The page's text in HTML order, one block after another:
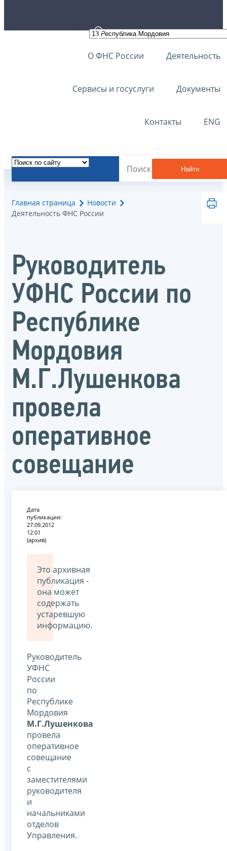
О ФНС России Деятельность
Сервисы и госуслуги Документы
Контакты ENG
Найти
Главная страница
Новости
Деятельность ФНС России
Руководитель
УФНС России по
Республике
Мордовия
М.Г.Лушенкова
провела
оперативное
совещание
Дата
публикации:
27.09.2012
12:01
(архив)
Это архивная
публикация -
она может
содержать
устаревшую
информацию.
Руководитель
УФНС
России
по
Республике
Мордовия
М.Г.Лушенкова
провела
оперативное
совещание
с
заместителями
руководителя
и
начальниками
отделов
Управления.